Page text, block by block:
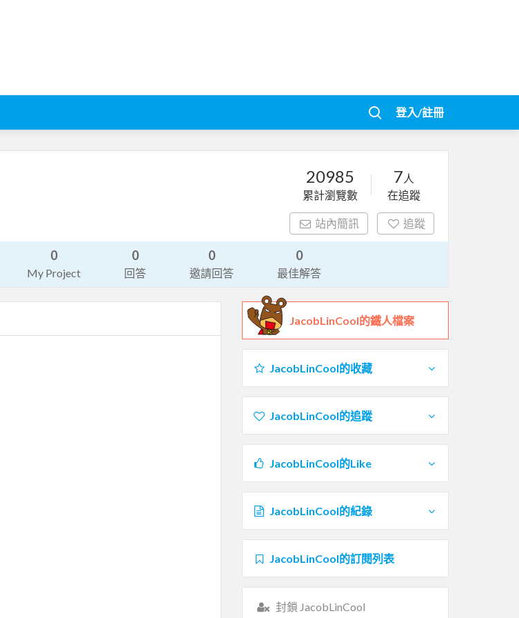
登入/註冊
20985
累計瀏覽數
7 人
在追蹤
站內簡訊 追蹤
0
My Project
0
回答
0
邀請回答
0
最佳解答
JacobLinCool的鐵人檔案
JacobLinCool的收藏
JacobLinCool的追蹤
JacobLinCool的Like
JacobLinCool的紀錄
JacobLinCool的訂閱列表
封鎖 JacobLinCool